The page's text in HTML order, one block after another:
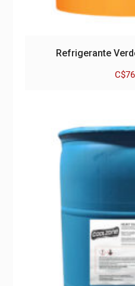
Refrigerante
C$